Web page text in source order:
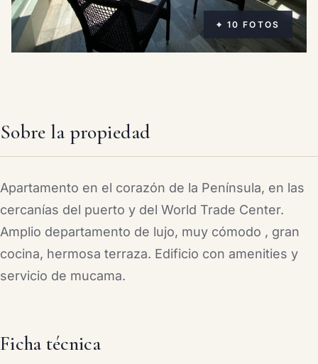
⌖ 10 FOTOS
Sobre la propiedad
Apartamento en el corazón de la Península, en las
cercanías del puerto y del World Trade Center.
Amplio departamento de lujo, muy cómodo , gran
cocina, hermosa terraza. Edificio con amenities y
servicio de mucama.
Ficha técnica